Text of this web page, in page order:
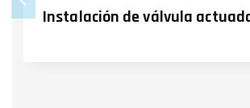
Instalación de válvula